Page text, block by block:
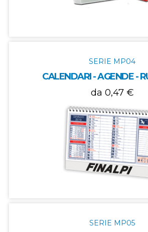
SERIE MP04
CALENDARI - AGENDE -
da 0,47 €
SERIE MP05